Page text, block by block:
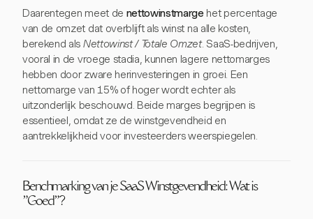
Daarentegen meet de nettowinstmargehet percentage
van de omzet dat overblijft als winst na alle kosten,
berekend als Nettowinst / Totale Omzet. SaaS-bedrijven,
vooral in de vroege stadia, kunnen lagere nettomarges
hebben door zware herinvesteringen in groei. Een
nettomarge van 15% of hoger wordt echter als
uitzonderlijk beschouwd. Beide marges begrijpen is
essentieel, omdat ze de winstgevendheid en
aantrekkelijkheid voor investeerders weerspiegelen.
Benchmarking van je SaaS Winstgevendheid: Wat is
"Goed"?